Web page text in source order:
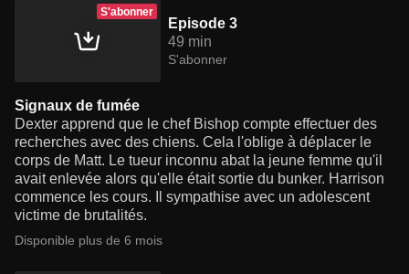
S'abonner
Episode 3
49 min
S'abonner
Signaux de fumée
Dexter apprend que le chef Bishop compte effectuer des
recherches avec des chiens. Cela l'oblige à déplacer le
corps de Matt. Le tueur inconnu abat la jeune femme qu'il
avait enlevée alors qu'elle était sortie du bunker. Harrison
commence les cours. Il sympathise avec un adolescent
victime de brutalités.
Disponible plus de 6 mois